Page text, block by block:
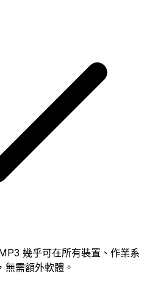
幾乎可在所有裝置、作業系
無需額外軟體。